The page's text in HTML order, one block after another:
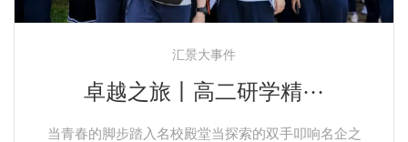
汇景大事件
卓越之旅丨高二研学精···
当青春的脚步踏入名校殿堂当探索的双手叩响名企之